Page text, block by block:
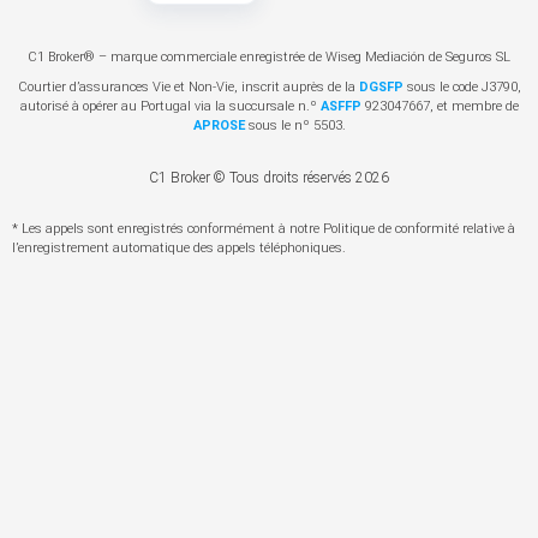
C1 Broker® – marque commerciale enregistrée de Wiseg Mediación de Seguros SL
Courtier d’assurances Vie et Non-Vie, inscrit auprès de la DGSFP sous le code J3790,
autorisé à opérer au Portugal via la succursale n.º ASFFP 923047667, et membre de
APROSEsous le nº 5503.
C1 Broker © Tous droits réservés 2026
* Les appels sont enregistrés conformément à notre Politique de conformité relative à
l’enregistrement automatique des appels téléphoniques.